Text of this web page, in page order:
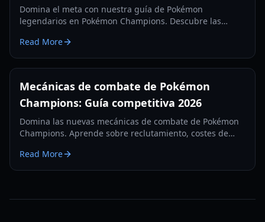
Domina el meta con nuestra guía de Pokémon
legendarios en Pokémon Champions. Descubre las
alto nivel para 2026.
Read More
Mecánicas de combate de Pokémon
Champions: Guía competitiva 2026
Domina las nuevas mecánicas de combate de Pokémon
Champions. Aprende sobre reclutamiento, costes de
competitivas para 2026.
Read More